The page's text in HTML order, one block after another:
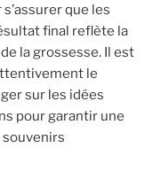
que les
final reflète la
la grossesse. Il est
le
sur les idées
pour garantir une